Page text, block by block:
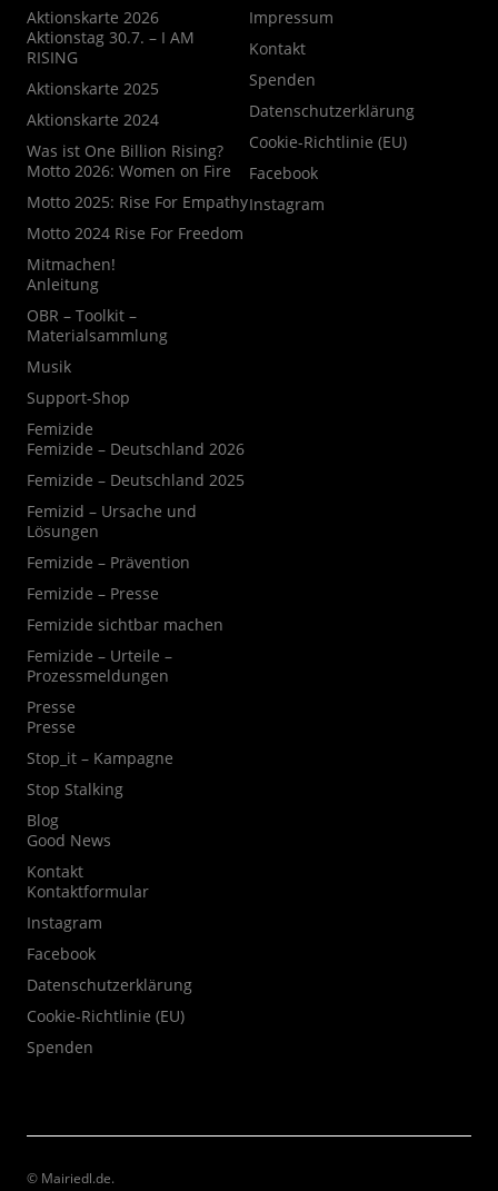
Aktionskarte 2026
Aktionstag 30.7. – I AM
RISING
Aktionskarte 2025
Aktionskarte 2024
Was ist One Billion Rising?
Motto 2026: Women on Fire
Motto 2025: Rise For Empathy
Motto 2024 Rise For Freedom
Mitmachen!
Anleitung
OBR – Toolkit –
Materialsammlung
Musik
Support-Shop
Femizide
Femizide – Deutschland 2026
Femizide – Deutschland 2025
Femizid – Ursache und
Lösungen
Femizide – Prävention
Femizide – Presse
Femizide sichtbar machen
Femizide – Urteile –
Prozessmeldungen
Presse
Presse
Stop_it – Kampagne
Stop Stalking
Blog
Good News
Kontakt
Kontaktformular
Instagram
Facebook
Datenschutzerklärung
Cookie-Richtlinie (EU)
Spenden
Impressum
Kontakt
Spenden
Datenschutzerklärung
Cookie-Richtlinie (EU)
Facebook
Instagram
© Mairiedl.de